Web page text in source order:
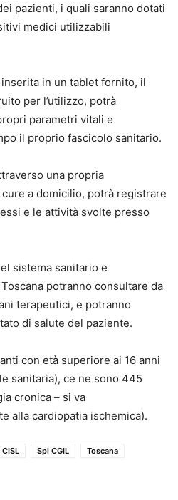
pazienti, i quali saranno dotati
medici utilizzabili
in un tablet fornito, il
per l’utilizzo, potrà
parametri vitali e
il proprio fascicolo sanitario.
una propria
a domicilio, potrà registrare
e le attività svolte presso
sistema sanitario e
potranno consultare da
terapeutici, e potranno
di salute del paziente.
con età superiore ai 16 anni
sanitaria), ce ne sono 445
cronica – si va
alla cardiopatia ischemica).
Spi CGIL
Toscana